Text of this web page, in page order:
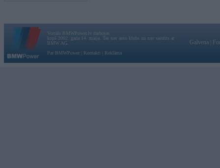
Vortāls BMWPower.lv darbojas
kopš 2002. gada 14. maija. Tas nav auto klubs un nav saistīts ar
BMW AG.
Par BMWPower
Kontakti Reklāma
Galvena